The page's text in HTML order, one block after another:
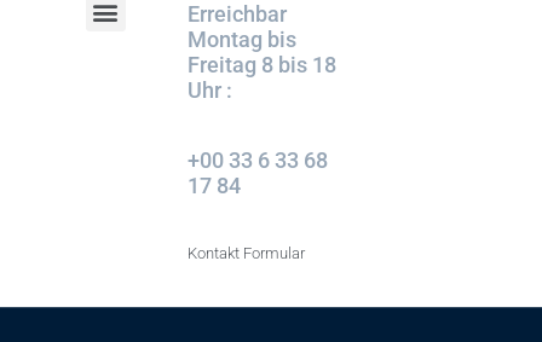
Erreichbar
Montag bis
Freitag 8 bis 18
Uhr :
+00 33 6 33 68
17 84
Kontakt Formular